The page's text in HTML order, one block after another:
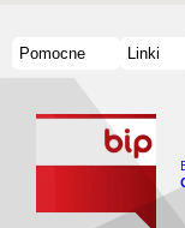
Pomocne Linki